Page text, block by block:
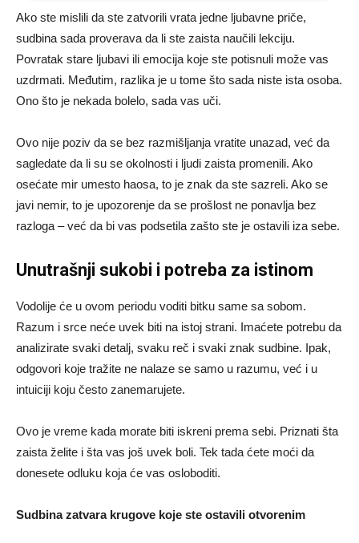
Ako ste mislili da ste zatvorili vrata jedne ljubavne priče,
sudbina sada proverava da li ste zaista naučili lekciju.
Povratak stare ljubavi ili emocija koje ste potisnuli može vas
uzdrmati. Međutim, razlika je u tome što sada niste ista osoba.
Ono što je nekada bolelo, sada vas uči.
Ovo nije poziv da se bez razmišljanja vratite unazad, već da
sagledate da li su se okolnosti i ljudi zaista promenili. Ako
osećate mir umesto haosa, to je znak da ste sazreli. Ako se
javi nemir, to je upozorenje da se prošlost ne ponavlja bez
razloga – već da bi vas podsetila zašto ste je ostavili iza sebe.
Unutrašnji sukobi i potreba za istinom
Vodolije će u ovom periodu voditi bitku same sa sobom.
Razum i srce neće uvek biti na istoj strani. Imaćete potrebu da
analizirate svaki detalj, svaku reč i svaki znak sudbine. Ipak,
odgovori koje tražite ne nalaze se samo u razumu, već i u
intuiciji koju često zanemarujete.
Ovo je vreme kada morate biti iskreni prema sebi. Priznati šta
zaista želite i šta vas još uvek boli. Tek tada ćete moći da
donesete odluku koja će vas osloboditi.
Sudbina zatvara krugove koje ste ostavili otvorenim